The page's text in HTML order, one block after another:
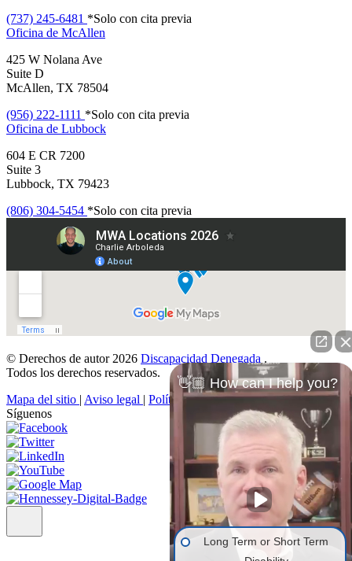
(737) 245-6481 *Solo con cita previa
Oficina de McAllen
425 W Nolana Ave
Suite D
McAllen, TX 78504
(956) 222-1111 *Solo con cita previa
Oficina de Lubbock
604 E CR 7200
Suite 3
Lubbock, TX 79423
(806) 304-5454 *Solo con cita previa
© Derechos de autor 2026 Discapacidad Denegada .
Todos los derechos reservados.
Mapa del sitio | Aviso legal | Política de privacidad
Síguenos
👋🏼 How can I help you?
Long Term or Short Term